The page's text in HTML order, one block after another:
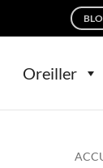
Oreiller